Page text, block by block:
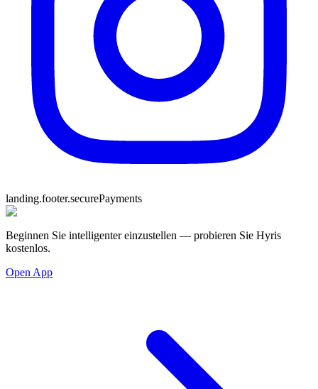
landing.footer.securePayments
Beginnen Sie intelligenter einzustellen — probieren Sie Hyris
kostenlos.
Open App